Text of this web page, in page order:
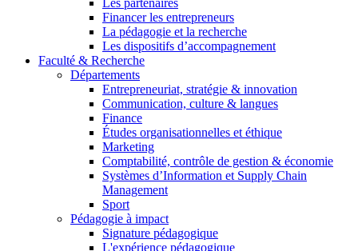
Les partenaires
Financer les entrepreneurs
La pédagogie et la recherche
Les dispositifs d’accompagnement
Faculté & Recherche
Départements
Entrepreneuriat, stratégie & innovation
Communication, culture & langues
Finance
Études organisationnelles et éthique
Marketing
Comptabilité, contrôle de gestion & économie
Systèmes d’Information et Supply Chain
Management
Sport
Pédagogie à impact
Signature pédagogique
L'expérience pédagogique